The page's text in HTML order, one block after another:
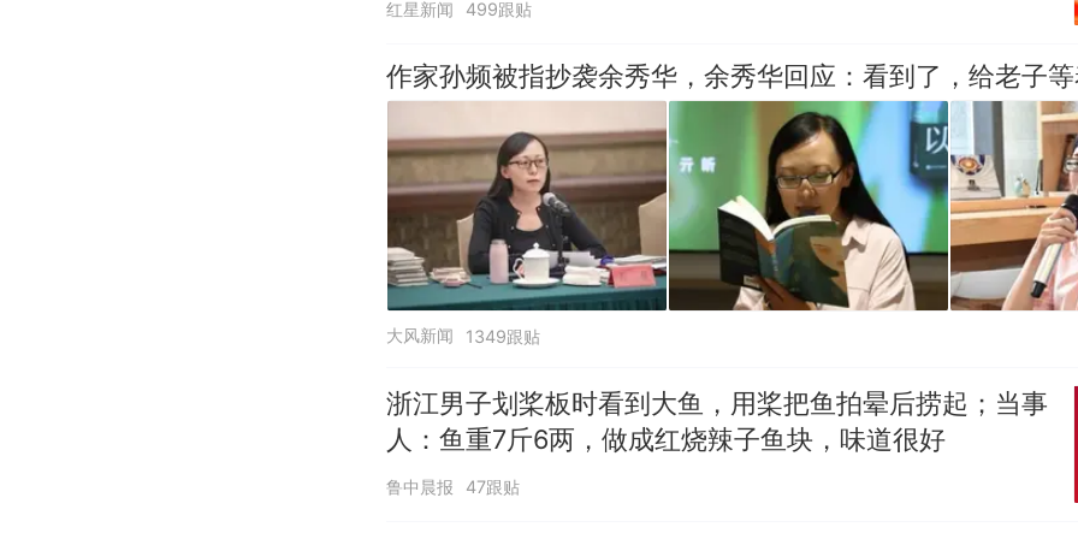
红星新闻 499跟贴
作家孙频被指抄袭余秀华，余秀华回应：看到了，给老子
大风新闻 1349跟贴
浙江男子划桨板时看到大鱼，用桨把鱼拍晕后捞起；当事
人：鱼重7斤6两，做成红烧辣子鱼块，味道很好
鲁中晨报 47跟贴